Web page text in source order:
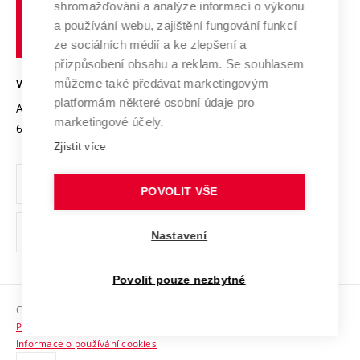
Transfer znalostí
Open Science
Projekty
Projekty ze strukturálních fondů
Specifický výzkum
Služby univerzity
Mezinárodní dohody
Univerzitní sítě
Udržitelná univerzita
Podnikavá univerzita / ContriBUTe
Bezpečná univerzita
Vyznamenání
Organizační struktura
Ochrana osobních údajů
odkaz)
Sociální bezpečí
HR Award
učení
technické
VYSOKÉ UČENÍ TECHNICKÉ V BRNĚ
Antonínská 548/1
602 00 Brno
www.vut.cz
vut@vutbr.cz
Copyright © 2026 VUT
Prohlášení o přístupnosti
Informace o používání cookies
shromažďování a analýze informací o výkonu
a používání webu, zajištění fungování funkcí
ze sociálních médií a ke zlepšení a
přizpůsobení obsahu a reklam. Se souhlasem
můžeme také předávat marketingovým
platformám některé osobní údaje pro
marketingové účely.
Zjistit více
POVOLIT VŠE
Nastavení
Povolit pouze nezbytné